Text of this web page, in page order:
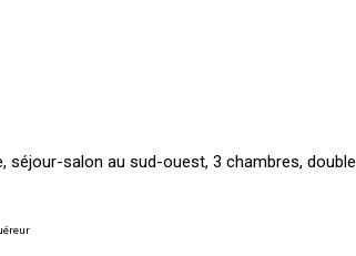
séjour-salon au sud-ouest, 3 chambres, double